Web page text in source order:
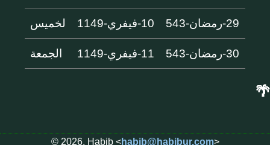
29-رمضان-543 10-فيفري-1149 لخميس
30-رمضان-543 11-فيفري-1149 الجمعة
🌴
© 2026, Habib <habib@habibur.com>